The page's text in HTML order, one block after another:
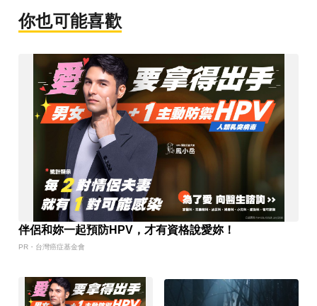
你也可能喜歡
伴侶和妳一起預防HPV，才有資格說愛妳！
PR・台灣癌症基金會